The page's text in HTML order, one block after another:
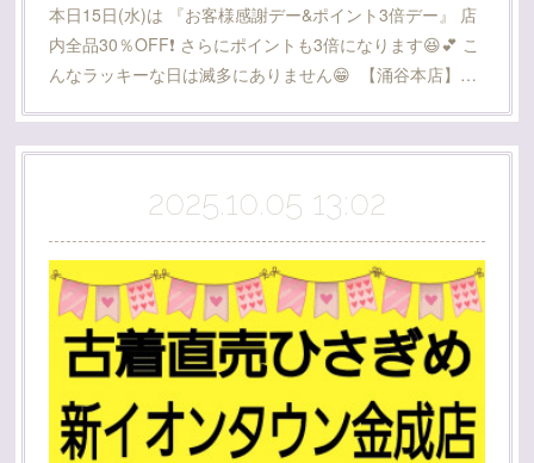
本日15日(水)は 『お客様感謝デー&ポイント3倍デー』 店
内全品30％OFF❗️ さらにポイントも3倍になります😆💕 こ
んなラッキーな日は滅多にありません😁 【涌谷本店】…
2025.10.05 13:02